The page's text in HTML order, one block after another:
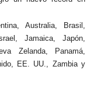
Australia, Brasil,
Jamaica, Japón,
Zelanda, Panamá,
EE. UU., Zambia y